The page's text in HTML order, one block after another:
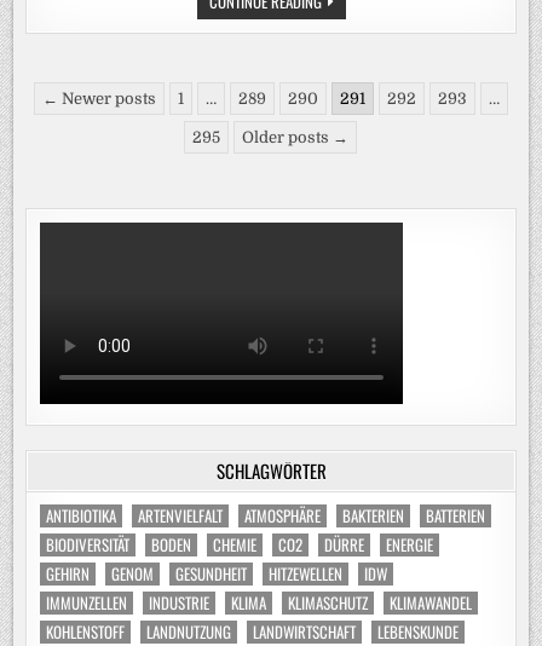
RECYCLING-
DILEMMA:
DAS
PROBLEM
MIT
Seitennummerierung
← Newer posts 1 … 289 290 291 292 293 …
295 Older posts →
SCHLAGWÖRTER
ANTIBIOTIKA ARTENVIELFALT ATMOSPHÄRE BAKTERIEN
BATTERIEN
BIODIVERSITÄT
BODEN CHEMIE CO2 DÜRRE
ENERGIE
GEHIRN
GENOM GESUNDHEIT HITZEWELLEN
IDW
IMMUNZELLEN
INDUSTRIE KLIMA KLIMASCHUTZ
KLIMAWANDEL
KOHLENSTOFF
LANDNUTZUNG LANDWIRTSCHAFT
LEBENSKUNDE